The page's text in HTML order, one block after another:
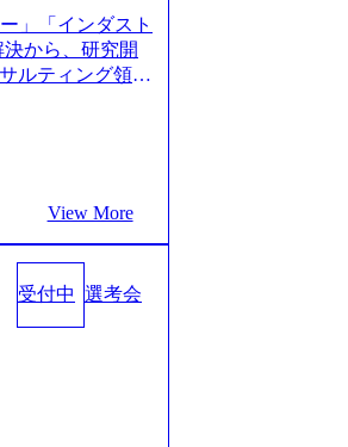
黒字経営。年間
public/images/
https://storage.
が可能 社内転職
募制度を用いて
our-vision-prod
いいオフィスがあ
あえての未上場
事業でも投資し
ョンメリットを
2026年8月10
明会 → 面接(会社
」「インダスト
から、研究開
ルティング領域
いており、Fortu
手掛けたプロ
資生堂グループ
analytics」
ーションを創出
www.accentur
Recruiting-Brochur
dam/accenture/f
長が語る「105点
大手広告代理
View More
受付中 選考会